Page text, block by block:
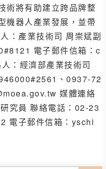
術將有助建立跨品牌整
機器人產業發展，並帶
：產業技術司 周崇斌副
電子郵件信箱：c
：經濟部產業技術司
、0937-72
媒體連絡
究員 聯絡電話：02-23
電子郵件信箱：yschi